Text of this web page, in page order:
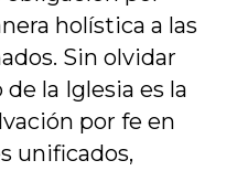
holística a las
Sin olvidar
la Iglesia es la
por fe en
unificados,